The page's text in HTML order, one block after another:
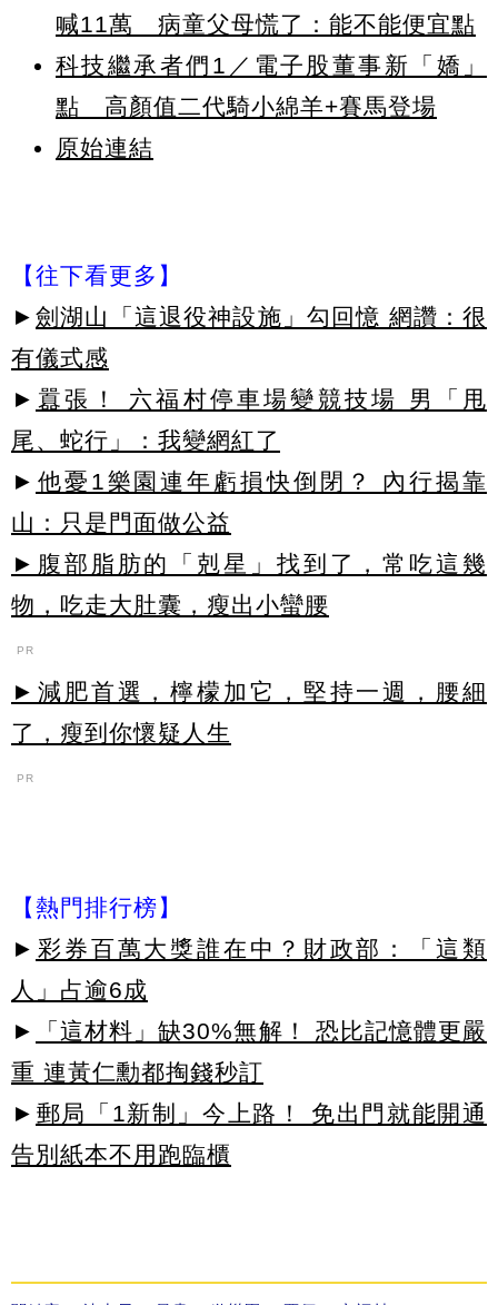
喊11萬 病童父母慌了：能不能便宜點
科技繼承者們1／電子股董事新「嬌」
點 高顏值二代騎小綿羊+賽馬登場
原始連結
【往下看更多】
► 劍湖山「這退役神設施」勾回憶 網讚：很
有儀式感
► 囂張！ 六福村停車場變競技場 男「甩
尾、蛇行」：我變網紅了
► 他憂1樂園連年虧損快倒閉？ 內行揭靠
山：只是門面做公益
►腹部脂肪的「剋星」找到了，常吃這幾
物，吃走大肚囊，瘦出小蠻腰
PR
►減肥首選，檸檬加它，堅持一週，腰細
了，瘦到你懷疑人生
PR
【熱門排行榜】
► 彩券百萬大獎誰在中？財政部：「這類
人」占逾6成
►
「這材料」缺30%無解！ 恐比記憶體更嚴
重 連黃仁勳都掏錢秒訂
► 郵局「1新制」今上路！ 免出門就能開通
告別紙本不用跑臨櫃